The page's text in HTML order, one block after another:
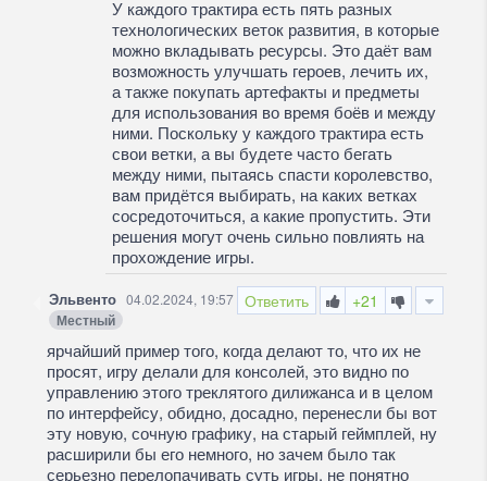
У каждого трактира есть пять разных
технологических веток развития, в которые
можно вкладывать ресурсы. Это даёт вам
возможность улучшать героев, лечить их,
а также покупать артефакты и предметы
для использования во время боёв и между
ними. Поскольку у каждого трактира есть
свои ветки, а вы будете часто бегать
между ними, пытаясь спасти королевство,
вам придётся выбирать, на каких ветках
сосредоточиться, а какие пропустить. Эти
решения могут очень сильно повлиять на
прохождение игры.
Ответить +21
Эльвенто 04.02.2024, 19:57
Местный
ярчайший пример того, когда делают то, что их не
просят, игру делали для консолей, это видно по
управлению этого треклятого дилижанса и в целом
по интерфейсу, обидно, досадно, перенесли бы вот
эту новую, сочную графику, на старый геймплей, ну
расширили бы его немного, но зачем было так
серьезно перелопачивать суть игры, не понятно